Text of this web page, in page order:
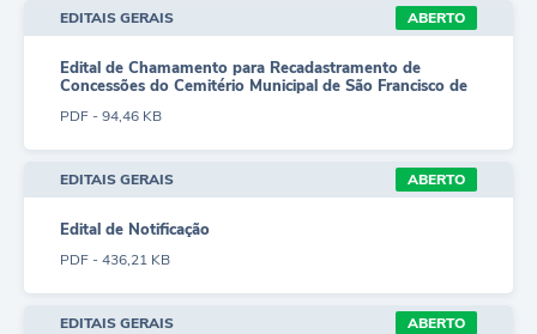
EDITAIS GERAIS ABERTO
Edital de Chamamento para Recadastramento de
Concessões do Cemitério Municipal de São Francisco de
PDF - 94,46 KB
EDITAIS GERAIS ABERTO
Edital de Notificação
PDF - 436,21 KB
EDITAIS GERAIS ABERTO